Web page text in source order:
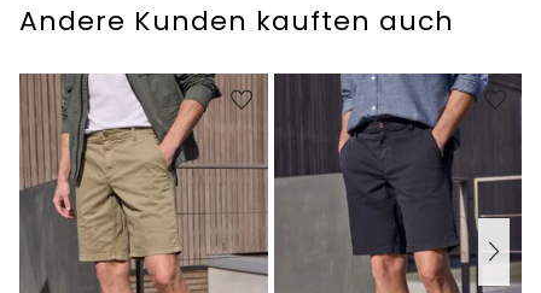
Andere Kunden kauften auch